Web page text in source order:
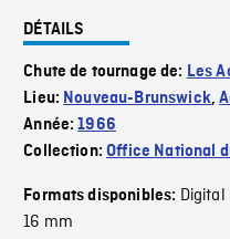
DÉTAILS
Chute de tournage de: Les
Lieu: Nouveau-Brunswick,
Année:1966
Collection:Office National
Formats disponibles: Digital
16 mm